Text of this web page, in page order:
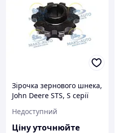
Зірочка зернового шнека,
John Deere STS, S серії
Недоступний
Ціну уточнюйте